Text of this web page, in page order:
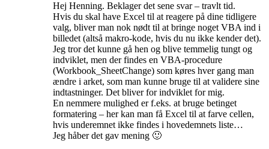
Hej Henning. Beklager det sene svar – travlt tid.
Hvis du skal have Excel til at reagere på dine tidligere
valg, bliver man nok nødt til at bringe noget VBA ind i
billedet (altså makro-kode, hvis du nu ikke kender det).
Jeg tror det kunne gå hen og blive temmelig tungt og
indviklet, men der findes en VBA-procedure
(Workbook_SheetChange) som køres hver gang man
ændre i arket, som man kunne bruge til at validere sine
indtastninger. Det bliver for indviklet for mig.
En nemmere mulighed er f.eks. at bruge betinget
formatering – her kan man få Excel til at farve cellen,
hvis underemnet ikke findes i hovedemnets liste…
Jeg håber det gav mening 🙂